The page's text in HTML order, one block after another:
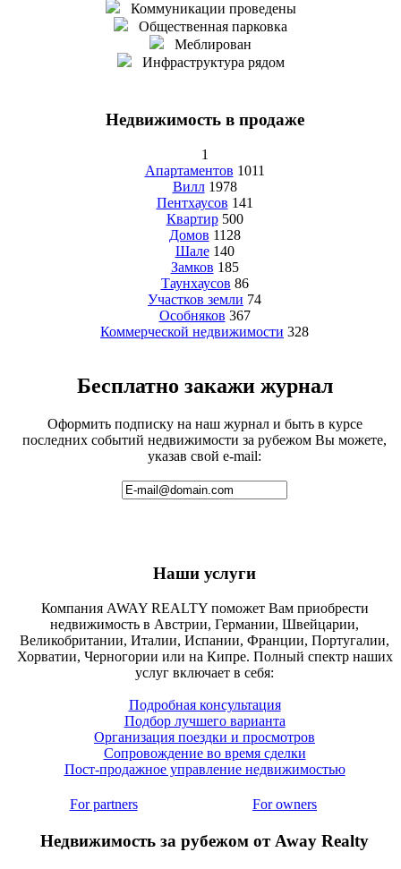
Коммуникации проведены
Общественная парковка
Меблирован
Инфраструктура рядом
Недвижимость в продаже
1
Апартаментов 1011
Вилл 1978
Пентхаусов 141
Квартир 500
Домов 1128
Шале 140
Замков 185
Таунхаусов 86
Участков земли 74
Особняков 367
Коммерческой недвижимости 328
Бесплатно закажи журнал
Оформить подписку на наш журнал и быть в курсе
последних событий недвижимости за рубежом Вы можете,
указав свой e-mail:
Наши услуги
Компания AWAY REALTY поможет Вам приобрести
недвижимость в Австрии, Германии, Швейцарии,
Великобритании, Италии, Испании, Франции, Португалии,
Хорватии, Черногории или на Кипре. Полный спектр наших
услуг включает в себя:
Подробная консультация
Подбор лучшего варианта
Организация поездки и просмотров
Сопровождение во время сделки
Пост-продажное управление недвижимостью
For partners For owners
Недвижимость за рубежом от Away Realty